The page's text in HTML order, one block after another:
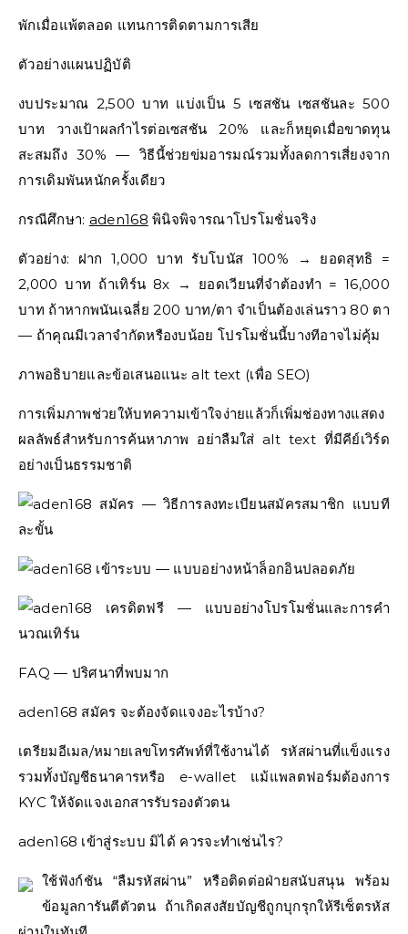
พักเมื่อแพ้ตลอด แทนการติดตามการเสีย
ตัวอย่างแผนปฏิบัติ
งบประมาณ 2,500 บาท แบ่งเป็น 5 เซสชัน เซสชันละ 500
บาท วางเป้าผลกำไรต่อเซสชัน 20% และก็หยุดเมื่อขาดทุน
สะสมถึง 30% — วิธีนี้ช่วยข่มอารมณ์รวมทั้งลดการเสี่ยงจาก
การเดิมพันหนักครั้งเดียว
กรณีศึกษา: aden168 พินิจพิจารณาโปรโมชั่นจริง
ตัวอย่าง: ฝาก 1,000 บาท รับโบนัส 100% → ยอดสุทธิ =
2,000 บาท ถ้าเทิร์น 8x → ยอดเวียนที่จำต้องทำ = 16,000
บาท ถ้าหากพนันเฉลี่ย 200 บาท/ตา จำเป็นต้องเล่นราว 80 ตา
— ถ้าคุณมีเวลาจำกัดหรืองบน้อย โปรโมชั่นนี้บางทีอาจไม่คุ้ม
ภาพอธิบายและข้อเสนอแนะ alt text (เพื่อ SEO)
การเพิ่มภาพช่วยให้บทความเข้าใจง่ายแล้วก็เพิ่มช่องทางแสดง
ผลลัพธ์สำหรับการค้นหาภาพ อย่าลืมใส่ alt text ที่มีคีย์เวิร์ด
อย่างเป็นธรรมชาติ
FAQ — ปริศนาที่พบมาก
aden168 สมัคร จะต้องจัดแจงอะไรบ้าง?
เตรียมอีเมล/หมายเลขโทรศัพท์ที่ใช้งานได้ รหัสผ่านที่แข็งแรง
รวมทั้งบัญชีธนาคารหรือ e-wallet แม้แพลตฟอร์มต้องการ
KYC ให้จัดแจงเอกสารรับรองตัวตน
aden168 เข้าสู่ระบบ มิได้ ควรจะทำเช่นไร?
ใช้ฟังก์ชัน “ลืมรหัสผ่าน” หรือติดต่อฝ่ายสนับสนุน พร้อม
ข้อมูลการันตีตัวตน ถ้าเกิดสงสัยบัญชีถูกบุกรุกให้รีเซ็ตรหัส